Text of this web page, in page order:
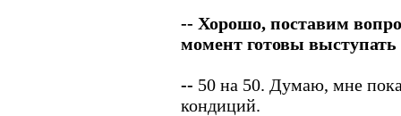
-- Хорошо, поставим
момент готовы выступать
-- 50 на 50. Думаю, мне
кондиций.